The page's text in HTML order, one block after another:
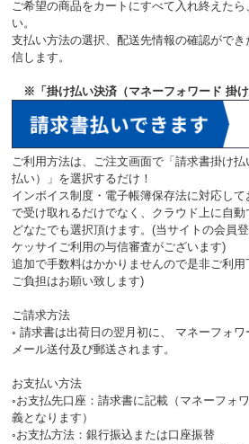
ご希望の商品をカートにすべて入れ終えた
い。
支払い方法の選択、配送先情報の確認がで
信します。
※「掛け払い決済（マネーフォワード 掛
ご利用方法は、ご注文画面で「請求書掛け
払い）」を選択するだけ！
インボイス制度・電子帳簿保存法に対応し
で受け取れるだけでなく、クラウド上に自動
どなたでも選択頂けます。(当サイトの会員
ケッサイご利用の与信審査がございます)
追加で手数料はかかりませんので是非ご利
ご負担はお願い致します)
ご請求方法
◦ 請求書は出荷日の翌月初に、 マネーフォ
メール送付及び郵送されます。
お支払い方法
◦お支払先口座：請求書に記載（マネーフォ
義となります）
◦お支払方法：銀行振込または口座振替